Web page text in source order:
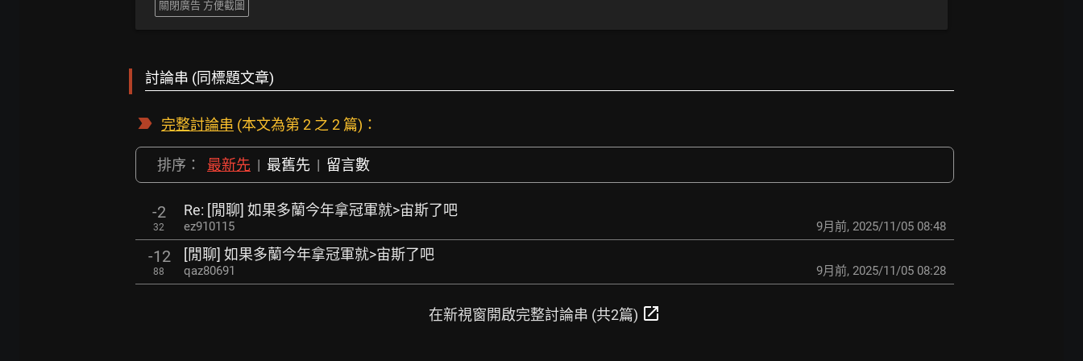
關閉廣告 方便截圖
討論串 (同標題文章)
完整討論串 (本文為第 2 之 2 篇)：
排序： 最新先 | 最舊先 | 留言數
-2
32
Re: [閒聊] 如果多蘭今年拿冠軍就>宙斯了吧
ez910115 9月前, 2025/11/05 08:48
-12
88
[閒聊] 如果多蘭今年拿冠軍就>宙斯了吧
qaz80691 9月前, 2025/11/05 08:28
在新視窗開啟完整討論串 (共2篇) open_in_new